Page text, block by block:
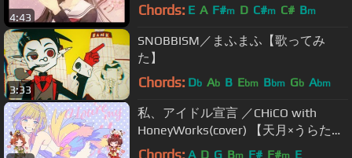
4:43 Chords: E A F#m D C#m C# Bm
3:33
SNOBBISM／まふまふ【歌ってみ
た】
Chords: Db Ab B Ebm Bbm Gb Abm
私、アイドル宣言 ／CHiCO with
HoneyWorks(cover) 【天月×うらたぬ
き】
Chords: A D G Bm F# F#m E